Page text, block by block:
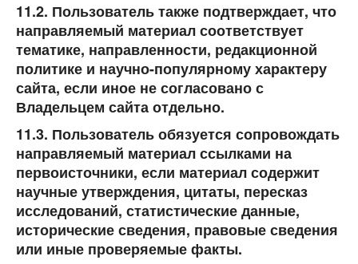
11.2. Пользователь также подтверждает, что
направляемый материал соответствует
тематике, направленности, редакционной
политике и научно-популярному характеру
сайта, если иное не согласовано с
Владельцем сайта отдельно.
11.3. Пользователь обязуется сопровождать
направляемый материал ссылками на
первоисточники, если материал содержит
научные утверждения, цитаты, пересказ
исследований, статистические данные,
исторические сведения, правовые сведения
или иные проверяемые факты.